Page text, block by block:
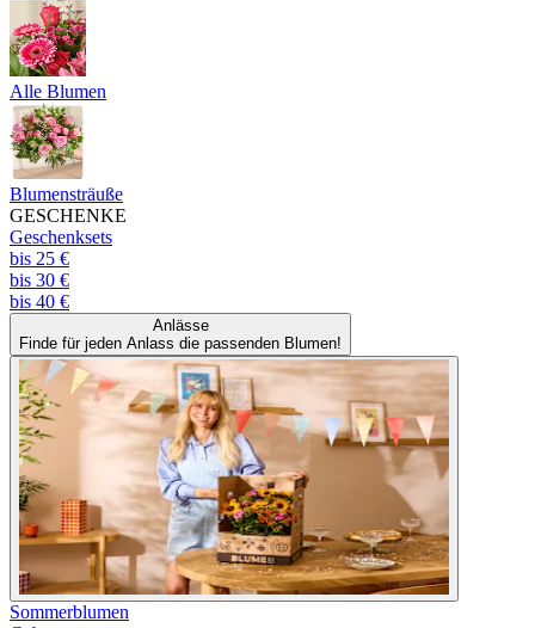
Alle Blumen
Blumensträuße
GESCHENKE
Geschenksets
bis 25 €
bis 30 €
bis 40 €
Anlässe
Finde für jeden Anlass die passenden Blumen!
Sommerblumen